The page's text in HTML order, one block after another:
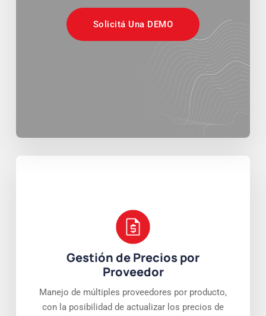
Solicitá Una DEMO
Gestión de Precios por
Proveedor
Manejo de múltiples proveedores por producto,
con la posibilidad de actualizar los precios de